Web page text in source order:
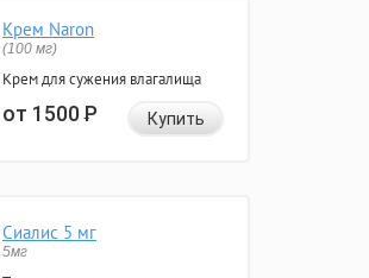
Крем Naron
(100 мг)
Крем для сужения влагалища
от 1500Р Купить
Сиалис 5 мг
5мг